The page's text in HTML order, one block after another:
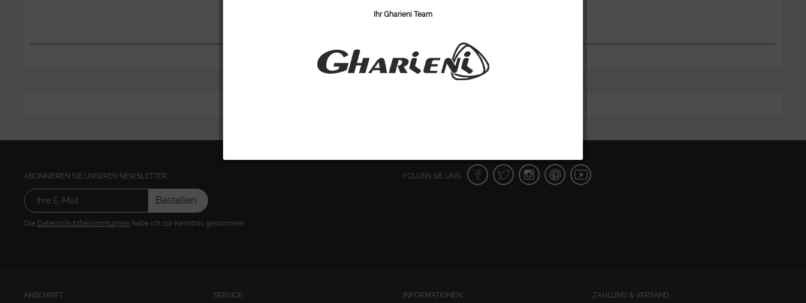
ABONNIEREN SIE UNSEREN NEWSLETTER:
Bestellen
Die Datenschutzbestimmungen habe ich zur Kenntnis genommen
FOLGEN SIE UNS:
ANSCHRIFT SERVICE INFORMATIONEN ZAHLUNG & VERSAND
Ihr Gharieni Team